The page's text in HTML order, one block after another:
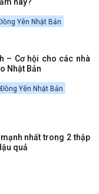
Yên Nhật Bản
– Cơ hội cho các nhà
Nhật Bản
Đồng Yên Nhật Bản
nhất trong 2 thập
quả